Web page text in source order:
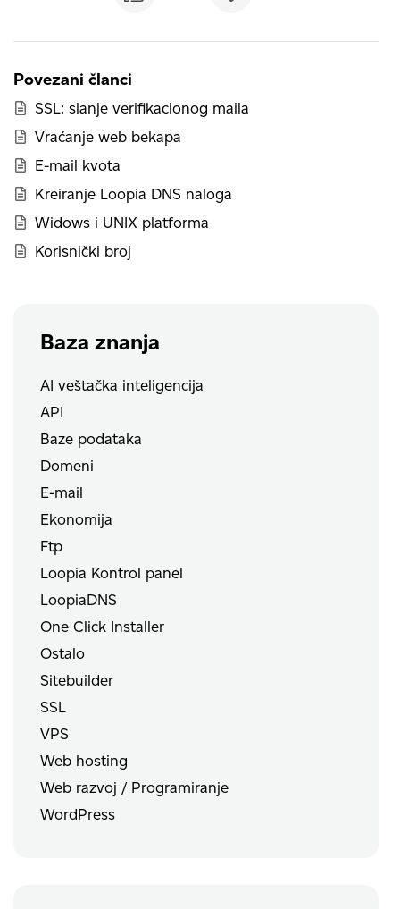
Povezani članci
SSL: slanje verifikacionog maila
Vraćanje web bekapa
E-mail kvota
Kreiranje Loopia DNS naloga
Widows i UNIX platforma
Korisnički broj
Baza znanja
AI veštačka inteligencija
API
Baze podataka
Domeni
E-mail
Ekonomija
Ftp
Loopia Kontrol panel
LoopiaDNS
One Click Installer
Ostalo
Sitebuilder
SSL
VPS
Web hosting
Web razvoj / Programiranje
WordPress